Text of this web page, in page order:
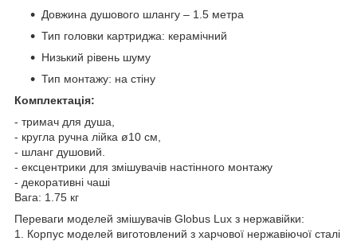
Довжина душового шлангу – 1.5 метра
Тип головки картриджа: керамічний
Низький рівень шуму
Тип монтажу: на стіну
Комплектація:
- тримач для душа,
- кругла ручна лійка ø10 см,
- шланг душовий.
- ексцентрики для змішувачів настінного монтажу
- декоративні чаші
Вага: 1.75 кг
Переваги моделей змішувачів Globus Lux з нержавійки:
1. Корпус моделей виготовлений з харчової нержавіючої сталі